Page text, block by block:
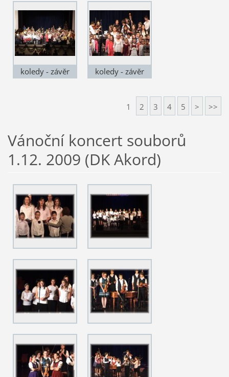
koledy - závěr koledy - závěr
1 2 3 4 5 > >>
Vánoční koncert souborů
1.12. 2009 (DK Akord)